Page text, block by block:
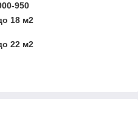
950
18 м2
22 м2